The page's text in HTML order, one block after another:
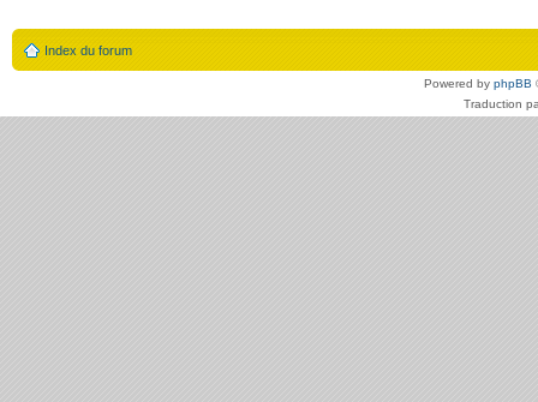
Index du forum
Powered by phpBB
Traduction